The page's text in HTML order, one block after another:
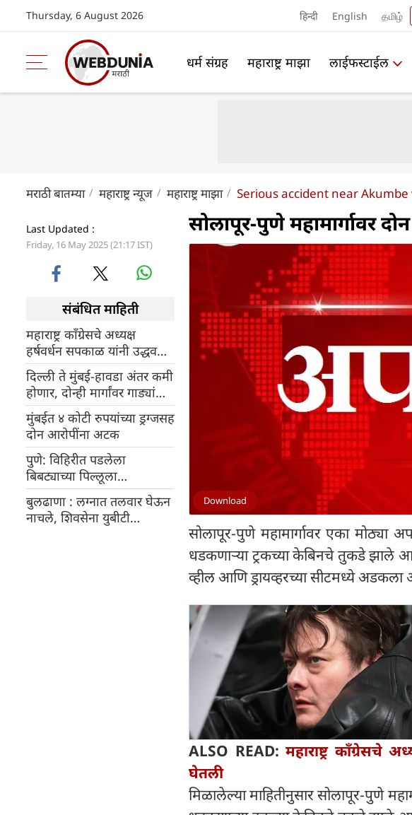
Thursday, 6 August 2026 हिन्दी English தமிழ்
धर्म संग्रह महाराष्ट्र माझा लाईफस्टाईल
मराठी बातम्या महाराष्ट्र न्यूज महाराष्ट्र माझा Serious accident near
Last Updated :
Friday, 16 May 2025 (21:17 IST)
संबंधित माहिती
महाराष्ट्र काँग्रेसचे अध्यक्ष
हर्षवर्धन सपकाळ यांनी उद्धव
यांची भेट घेतली
दिल्ली ते मुंबई-हावडा अंतर कमी
होणार, दोन्ही मार्गांवर गाड्यांचा
वेग वाढवण्यासाठी रेल्वेने
आवश्यक ती मान्यता दिली
मुंबईत ४ कोटी रुपयांच्या ड्रग्जसह
दोन आरोपींना अटक
पुणे: विहिरीत पडलेला
बिबट्याच्या पिल्लूला
वाचवल्यानंतर जंगलात सोडले
बुलढाणा : लग्नात तलवार घेऊन
नाचले, शिवसेना युबीटी
सोलापूर-पुणे महामार्गावर
Download
सोलापूर-पुणे महामार्गावर एका मोठ्या
धडकणाऱ्या ट्रकच्या केबिनचे तुकडे झाले
व्हील आणि ड्रायव्हरच्या सीटमध्ये
ALSO READ:महाराष्ट्र काँग्रेसचे
घेतली
मिळालेल्या माहितीनुसार सोलापूर-पुणे